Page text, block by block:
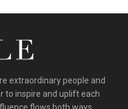
extraordinary people and
to inspire and uplift each